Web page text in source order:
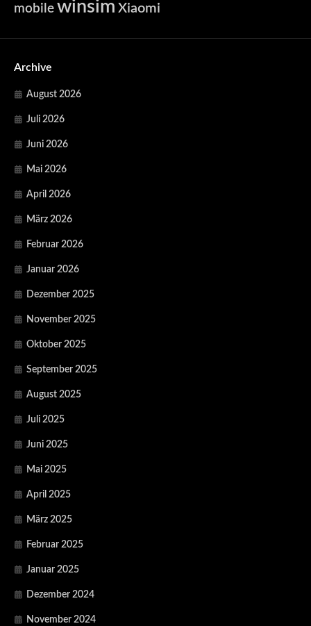
mobile winsim Xiaomi
Archive
August 2026
Juli 2026
Juni 2026
Mai 2026
April 2026
März 2026
Februar 2026
Januar 2026
Dezember 2025
November 2025
Oktober 2025
September 2025
August 2025
Juli 2025
Juni 2025
Mai 2025
April 2025
März 2025
Februar 2025
Januar 2025
Dezember 2024
November 2024